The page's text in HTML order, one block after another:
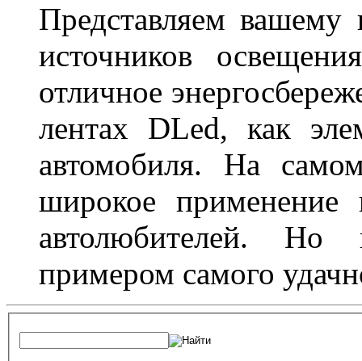
Представляем
источников
отличное
лентах DLed, как
автомобиля. На
широкое
автолюбителей. Но
примером самого